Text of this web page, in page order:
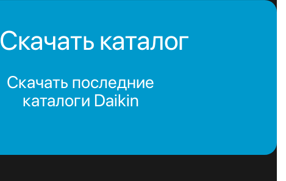
Скачать каталог
Скачать последние
каталоги Daikin